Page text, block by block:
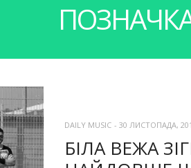
DAILY MUSIC - 30 ЛИСТОПАДА,
БІЛА ВЕЖА